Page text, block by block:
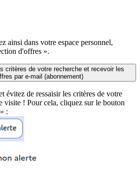
ainsi dans votre espace personnel,
d'offres ».
critères de votre recherche et recevoir les
par e-mail (abonnement)
évitez de ressaisir les critères de votre
visite ! Pour cela, cliquez sur le bouton
: